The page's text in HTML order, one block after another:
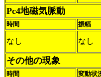
Pc4地磁気脈動
時間 振幅
なし なし
その他の現象
時間 変動状